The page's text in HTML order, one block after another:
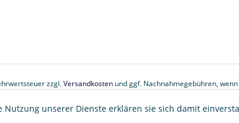
zzgl.Versandkostenund ggf. Nachnahmegebühren,
© 2017 Tooltown GmbH
unserer Dienste erklären sie sich damit